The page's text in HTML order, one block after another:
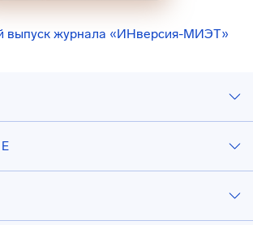
выпуск журнала «ИНверсия-МИЭТ»